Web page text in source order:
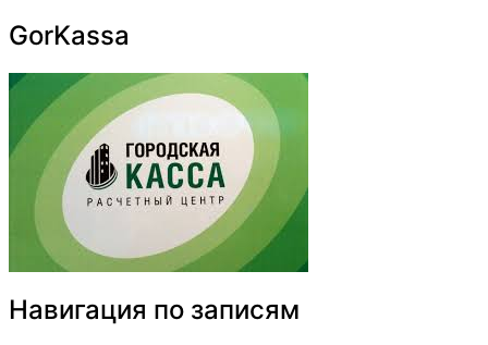
GorKassa
Навигация по записям